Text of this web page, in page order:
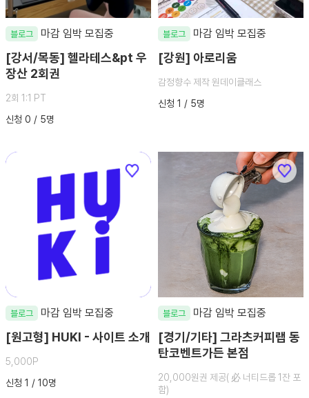
블로그 마감 임박 모집중
[강서/목동] 헬라테스&pt 우
장산 2회권
2회 1:1 PT
신청 0 / 5명
블로그 마감 임박 모집중
[강원] 아로리움
감정향수 제작 원데이클래스
신청 1 / 5명
블로그 마감 임박 모집중
[원고형] HUKI - 사이트 소개
5,000P
신청 1 / 10명
블로그 마감 임박 모집중
[경기/기타] 그라츠커피랩 동
탄코벤트가든 본점
20,000원권 제공( 必 너티드롭 1잔 포
함)